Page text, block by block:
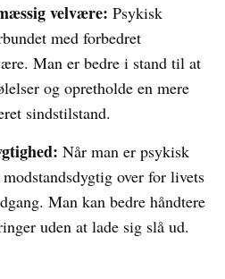
velvære: Psykisk
med forbedret
Man er bedre i stand til at
og opretholde en mere
sindstilstand.
Når man er psykisk
over for livets
Man kan bedre håndtere
uden at lade sig slå ud.